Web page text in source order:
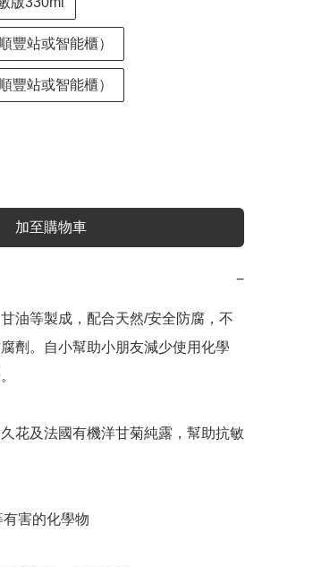
豐站或智能櫃）
豐站或智能櫃）
加至購物車
−
油等製成，配合天然/安全防腐，不
劑。自小幫助小朋友減少使用化學
花及法國有機洋甘菊純露，幫助抗敏
害的化學物